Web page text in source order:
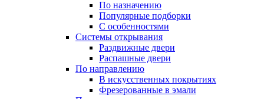
По назначению
Популярные подборки
С особенностями
Системы открывания
Раздвижные двери
Распашные двери
По направлению
В искусственных покрытиях
Фрезерованные в эмали